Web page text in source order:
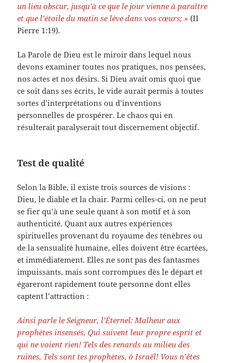
un lieu obscur, jusqu’à ce que le jour vienne à paraître
et que l’étoile du matin se lève dans vos cœurs; » (II
Pierre 1:19).
La Parole de Dieu est le miroir dans lequel nous
devons examiner toutes nos pratiques, nos pensées,
nos actes et nos désirs. Si Dieu avait omis quoi que
ce soit dans ses écrits, le vide aurait permis à toutes
sortes d’interprétations ou d’inventions
personnelles de prospérer. Le chaos qui en
résulterait paralyserait tout discernement objectif.
Test de qualité
Selon la Bible, il existe trois sources de visions :
Dieu, le diable et la chair. Parmi celles-ci, on ne peut
se fier qu’à une seule quant à son motif et à son
authenticité. Quant aux autres expériences
spirituelles provenant du royaume des ténèbres ou
de la sensualité humaine, elles doivent être écartées,
et immédiatement. Elles ne sont pas des fantasmes
impuissants, mais sont corrompues dès le départ et
égareront rapidement toute personne dont elles
captent l’attraction :
Ainsi parle le Seigneur, l’Éternel: Malheur aux
prophètes insensés, Qui suivent leur propre esprit et
qui ne voient rien! Tels des renards au milieu des
ruines, Tels sont tes prophètes, ô Israël! Vous n’êtes